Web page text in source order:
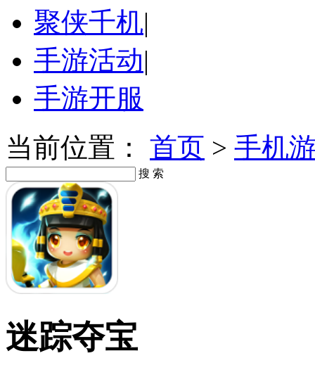
聚侠千机|
手游活动|
手游开服
当前位置： 首页 > 手机
搜 索
迷踪夺宝